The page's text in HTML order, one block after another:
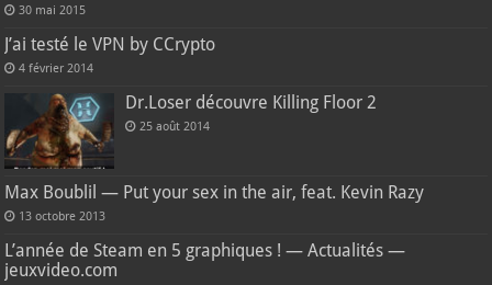
30 mai 2015
J’ai testé le VPN by CCrypto
4 février 2014
Dr.Loser découvre Killing Floor 2
25 août 2014
Max Boublil — Put your sex in the air, feat. Kevin Razy
13 octobre 2013
L’année de Steam en 5 graphiques ! — Actualités —
jeuxvideo.com